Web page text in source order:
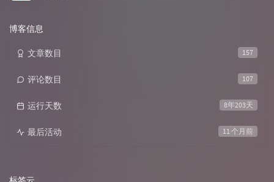
博客信息
157
文章数目
107
评论数目
8年203天
运行天数
11 个月前
最后活动